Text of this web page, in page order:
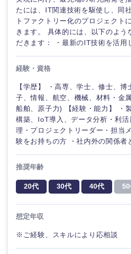
たには、IT関連技術を駆使し、同
トファクトリー化のプロジェクト
きます。 具体的には、以下のよう
だきます： ・最新のIT技術を活用
経験・資格
【学歴】 ・高専、学士、修士、
子、情報、航空、機械、材料・金
船舶、原子力) 【経験・能力】 ・
構築、IoT導入、データ分析・利
理・プロジェクトリーダー・担当
験をお持ちの方 ・社内外の関係者
推奨年齢
20代 30代 40代
想定年収
※ご経験、スキルにより応相談